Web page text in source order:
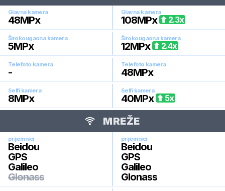
Glavna kamera
48MPx
Glavna kamera
108MPx 2.3x
Širokougaona kamera
5MPx
Širokougaona kamera
12MPx 2.4x
Telefoto kamera
-
Telefoto kamera
48MPx
Selfi kamera
8MPx
Selfi kamera
40MPx 5x
MREŽE
prijemnici
Beidou
GPS
Galileo
Glonass
prijemnici
Beidou
GPS
Galileo
Glonass